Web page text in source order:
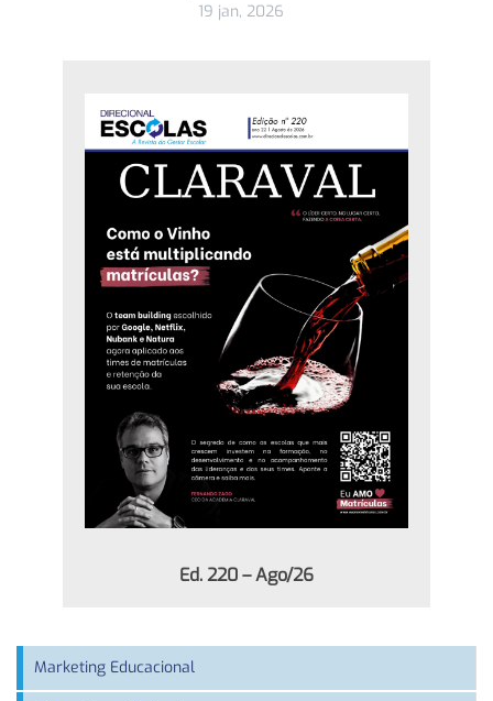
19 jan, 2026
Ed. 220 – Ago/26
Marketing Educacional